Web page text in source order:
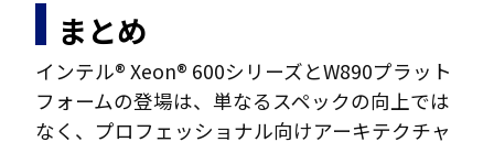
まとめ
インテル® Xeon® 600シリーズとW890プラット
フォームの登場は、単なるスペックの向上では
なく、プロフェッショナル向けアーキテクチャ